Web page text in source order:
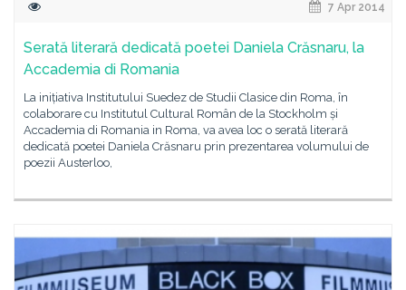
7 Apr 2014
Serată literară dedicată poetei Daniela Crăsnaru, la
Accademia di Romania
La inițiativa Institutului Suedez de Studii Clasice din Roma, în
colaborare cu Institutul Cultural Român de la Stockholm și
Accademia di Romania in Roma, va avea loc o serată literară
dedicată poetei Daniela Crăsnaru prin prezentarea volumului de
poezii Austerloo,